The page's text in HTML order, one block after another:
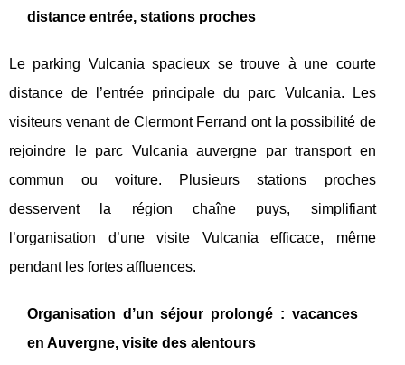
distance entrée, stations proches
Le parking Vulcania spacieux se trouve à une courte
distance de l’entrée principale du parc Vulcania. Les
visiteurs venant de Clermont Ferrand ont la possibilité de
rejoindre le parc Vulcania auvergne par transport en
commun ou voiture. Plusieurs stations proches
desservent la région chaîne puys, simplifiant
l’organisation d’une visite Vulcania efficace, même
pendant les fortes affluences.
Organisation d’un séjour prolongé : vacances
en Auvergne, visite des alentours